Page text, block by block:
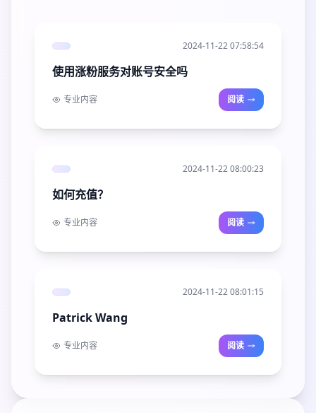
2024-11-22 07:58:54
使用涨粉服务对账号安全吗
专业内容 阅读
2024-11-22 08:00:23
如何充值？
专业内容 阅读
2024-11-22 08:01:15
Patrick Wang
专业内容 阅读